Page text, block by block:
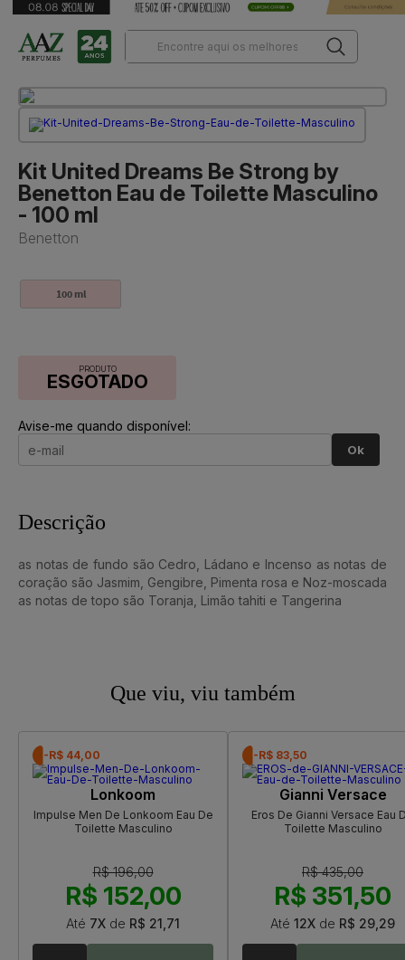
Kit United Dreams Be Strong by
Benetton Eau de Toilette Masculino
- 100 ml
Benetton
100 ml
PRODUTO
ESGOTADO
Avise-me quando disponível:
Ok
Descrição
as notas de fundo são Cedro, Ládano e Incenso as notas de
coração são Jasmim, Gengibre, Pimenta rosa e Noz-moscada
as notas de topo são Toranja, Limão tahiti e Tangerina
Que viu, viu também
-R$ 44,00
Lonkoom
Impulse Men De Lonkoom Eau De
Toilette Masculino
R$ 196,00
R$ 152,00
Até 7X de R$ 21,71
-R$ 83,50
Gianni Versace
Eros De Gianni Versace Eau
Toilette Masculino
R$ 435,00
R$ 351,50
Até 12X de R$ 29,29